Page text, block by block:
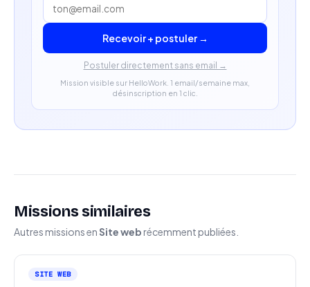
Expérience sur des projets e-commerce à forte
composante paiement.
Capacité à travailler avec des équipes
internationales et à piloter des produits à fort
impact business.
Recevoir + postuler →
Postuler directement sans email →
Mission visible sur HelloWork. 1 email/semaine max,
désinscription en 1 clic.
Missions similaires
Autres missions enSite web récemment publiées.
SITE WEB